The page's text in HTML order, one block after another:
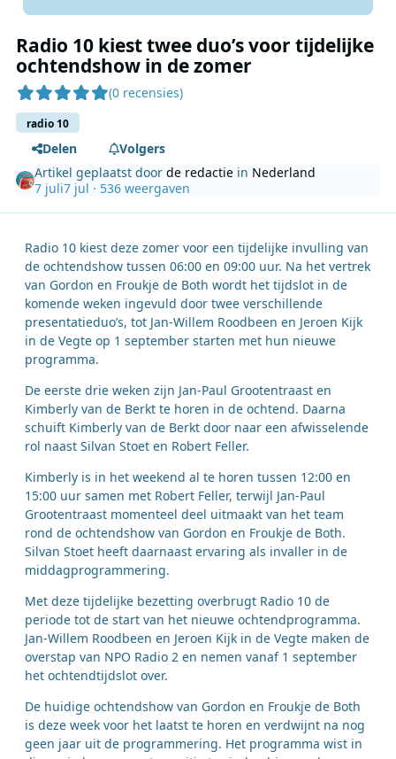
Radio 10 kiest twee duo’s voor tijdelijke
ochtendshow in de zomer
(0 recensies)
radio 10
Delen
Volgers
Artikel geplaatst doorde redactie in Nederland
7 juli7 jul · 536 weergaven
Radio 10 kiest deze zomer voor een tijdelijke invulling van
de ochtendshow tussen 06:00 en 09:00 uur. Na het vertrek
van Gordon en Froukje de Both wordt het tijdslot in de
komende weken ingevuld door twee verschillende
presentatieduo’s, tot Jan-Willem Roodbeen en Jeroen Kijk
in de Vegte op 1 september starten met hun nieuwe
programma.
De eerste drie weken zijn Jan-Paul Grootentraast en
Kimberly van de Berkt te horen in de ochtend. Daarna
schuift Kimberly van de Berkt door naar een afwisselende
rol naast Silvan Stoet en Robert Feller.
Kimberly is in het weekend al te horen tussen 12:00 en
15:00 uur samen met Robert Feller, terwijl Jan-Paul
Grootentraast momenteel deel uitmaakt van het team
rond de ochtendshow van Gordon en Froukje de Both.
Silvan Stoet heeft daarnaast ervaring als invaller in de
middagprogrammering.
Met deze tijdelijke bezetting overbrugt Radio 10 de
periode tot de start van het nieuwe ochtendprogramma.
Jan-Willem Roodbeen en Jeroen Kijk in de Vegte maken de
overstap van NPO Radio 2 en nemen vanaf 1 september
het ochtendtijdslot over.
De huidige ochtendshow van Gordon en Froukje de Both
is deze week voor het laatst te horen en verdwijnt na nog
geen jaar uit de programmering. Het programma wist in